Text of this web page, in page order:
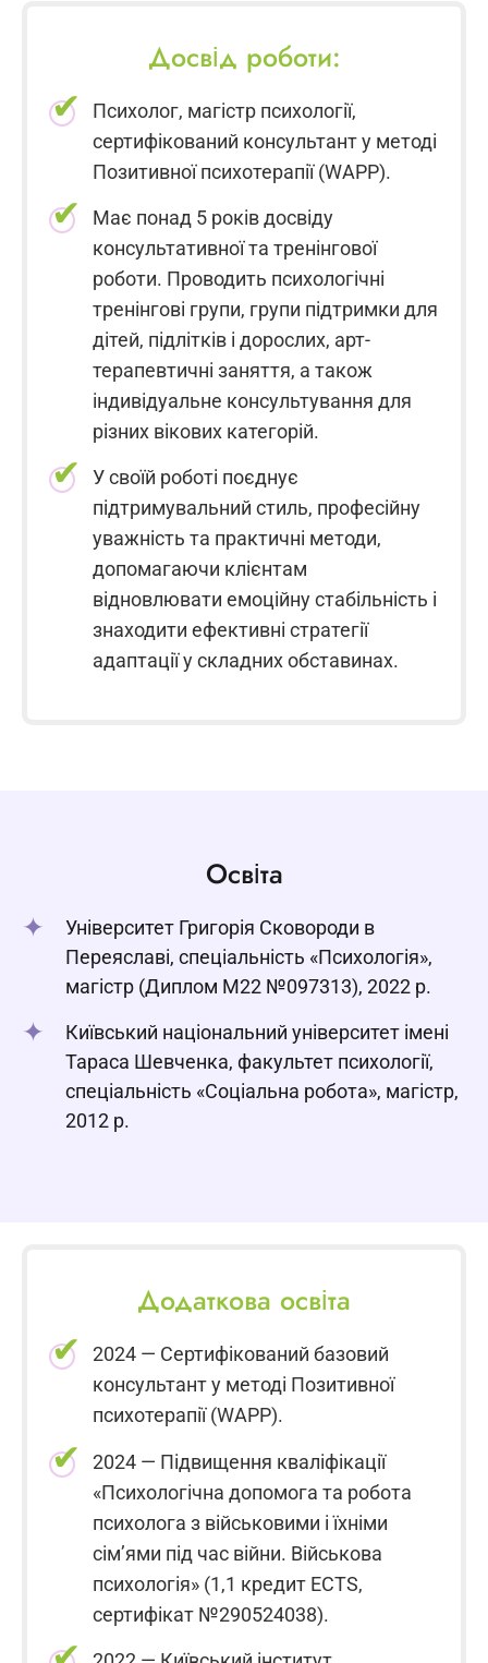
Досвід роботи:
Психолог, магістр психології,
сертифікований консультант у методі
Позитивної психотерапії (WAPP).
Має понад 5 років досвіду
консультативної та тренінгової
роботи. Проводить психологічні
тренінгові групи, групи підтримки для
дітей, підлітків і дорослих, арт-
терапевтичні заняття, а також
індивідуальне консультування для
різних вікових категорій.
У своїй роботі поєднує
підтримувальний стиль, професійну
уважність та практичні методи,
допомагаючи клієнтам
відновлювати емоційну стабільність і
знаходити ефективні стратегії
адаптації у складних обставинах.
Освіта
Університет Григорія Сковороди в
Переяславі, спеціальність «Психологія»,
магістр (Диплом М22 №097313), 2022 р.
Київський національний університет імені
Тараса Шевченка, факультет психології,
спеціальність «Соціальна робота», магістр,
2012 р.
Додаткова освіта
2024 — Сертифікований базовий
консультант у методі Позитивної
психотерапії (WAPP).
2024 — Підвищення кваліфікації
«Психологічна допомога та робота
психолога з військовими і їхніми
сім’ями під час війни. Військова
психологія» (1,1 кредит ECTS,
сертифікат №290524038).